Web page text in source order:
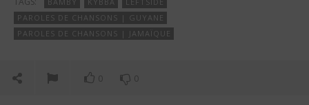
Bamby)
2
juin
PAROLES DE CHANSONS | GUYANE
PAROLES DE CHANSONS | JAMAÏQUE
0 0